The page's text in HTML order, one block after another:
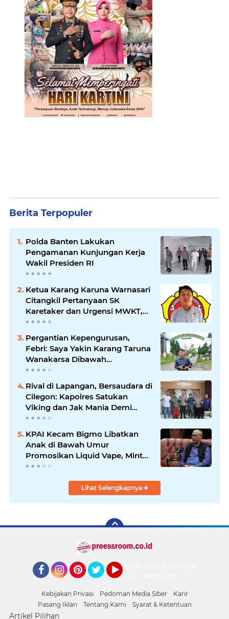
Berita Terpopuler
Polda Banten Lakukan
Pengamanan Kunjungan Kerja
Wakil Presiden RI
Ketua Karang Karuna Warnasari
Citangkil Pertanyaan SK
Karetaker dan Urgensi MWKT,
Saat Suasana Berduka
Pergantian Kepengurusan,
Febri: Saya Yakin Karang Taruna
Wanakarsa Dibawah
Kepemimpinan Bung Entus
Rival di Lapangan, Bersaudara di
Cilegon: Kapolres Satukan
Viking dan Jak Mania Demi
Nobar Damai Piala Presiden
KPAI Kecam Bigmo Libatkan
Anak di Bawah Umur
Promosikan Liquid Vape, Minta
Aparat Bertindak Tegas
Lihat Selengkapnya
Kebijakan Privasi Pedoman Media Siber
Karir
Pasang Iklan
Tentang Kami Syarat & Ketentuan
Artikel Pilihan